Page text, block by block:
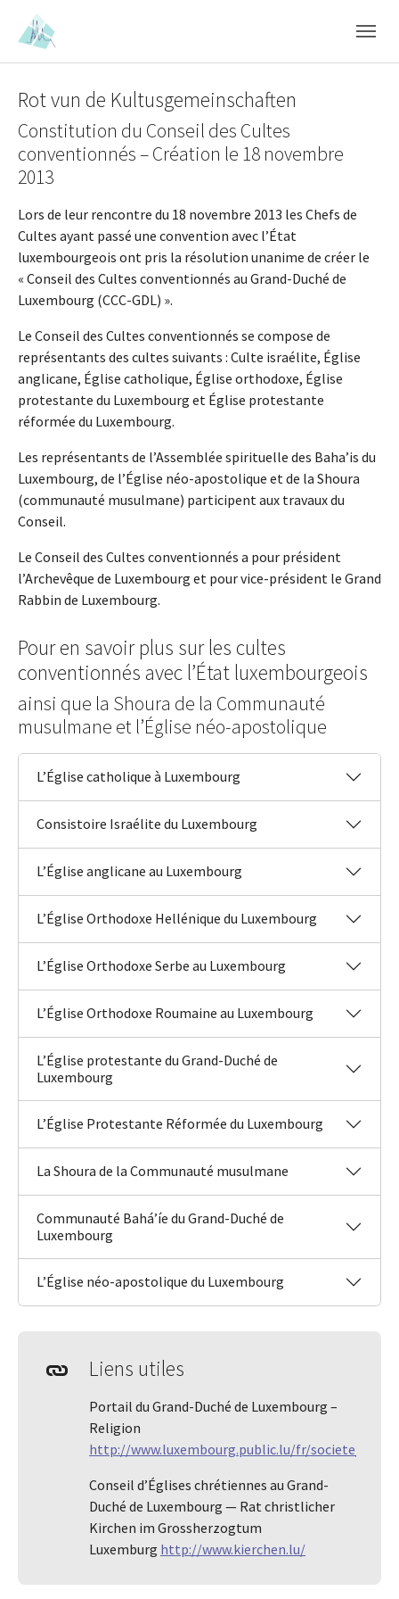
Skip to main content
Skip to page footer
Rot vun de Kultusgemeinschaften
Constitution du Conseil des Cultes
conventionnés – Création le 18 novembre
2013
Lors de leur rencontre du 18 novembre 2013 les Chefs de
Cultes ayant passé une convention avec l’État
luxembourgeois ont pris la résolution unanime de créer le
« Conseil des Cultes conventionnés au Grand-Duché de
Luxembourg (CCC-GDL) ».
Le Conseil des Cultes conventionnés se compose de
représentants des cultes suivants : Culte israélite, Église
anglicane, Église catholique, Église orthodoxe, Église
protestante du Luxembourg et Église protestante
réformée du Luxembourg.
Les représentants de l’Assemblée spirituelle des Baha’is du
Luxembourg, de l’Église néo-apostolique et de la Shoura
(communauté musulmane) participent aux travaux du
Conseil.
Le Conseil des Cultes conventionnés a pour président
l’Archevêque de Luxembourg et pour vice-président le Grand
Rabbin de Luxembourg.
Pour en savoir plus sur les cultes
conventionnés avec l’État luxembourgeois
ainsi que la Shoura de la Communauté
musulmane et l’Église néo-apostolique
L’Église catholique à Luxembourg
Consistoire Israélite du Luxembourg
L’Église anglicane au Luxembourg
L’Église Orthodoxe Hellénique du Luxembourg
L’Église Orthodoxe Serbe au Luxembourg
L’Église Orthodoxe Roumaine au Luxembourg
L’Église protestante du Grand-Duché de
Luxembourg
L’Église Protestante Réformée du Luxembourg
La Shoura de la Communauté musulmane
Communauté Bahá’íe du Grand-Duché de
Luxembourg
L’Église néo-apostolique du Luxembourg
Liens utiles
Portail du Grand-Duché de Luxembourg –
Religion
http://www.luxembourg.public.lu/fr/societe/
Conseil d’Églises chrétiennes au Grand-
Duché de Luxembourg — Rat christlicher
Kirchen im Grossherzogtum
Luxemburg http://www.kierchen.lu/